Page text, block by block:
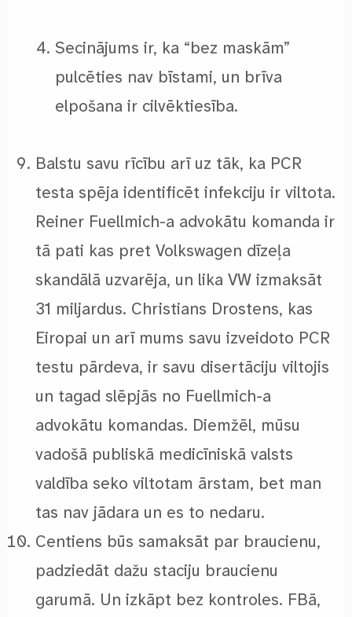
Secinājums ir, ka “bez maskām”
pulcēties nav bīstami, un brīva
elpošana ir cilvēktiesība.
Balstu savu rīcību arī uz tāk, ka PCR
testa spēja identificēt infekciju ir viltota.
Reiner Fuellmich-a advokātu komanda ir
tā pati kas pret Volkswagen dīzeļa
skandālā uzvarēja, un lika VW izmaksāt
31 miljardus. Christians Drostens, kas
Eiropai un arī mums savu izveidoto PCR
testu pārdeva, ir savu disertāciju viltojis
un tagad slēpjās no Fuellmich-a
advokātu komandas. Diemžēl, mūsu
vadošā publiskā medicīniskā valsts
valdība seko viltotam ārstam, bet man
tas nav jādara un es to nedaru.
Centiens būs samaksāt par braucienu,
padziedāt dažu staciju braucienu
garumā. Un izkāpt bez kontroles. FBā,